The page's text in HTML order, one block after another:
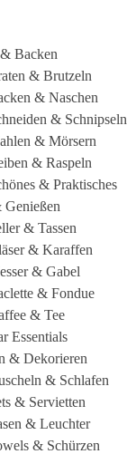
Backen
& Brutzeln
& Naschen
& Schnipseln
& Mörsern
& Raspeln
& Praktisches
& Tassen
& Karaffen
& Gabel
& Fondue
& Tee
Essentials
& Dekorieren
& Schlafen
& Servietten
& Leuchter
& Schürzen